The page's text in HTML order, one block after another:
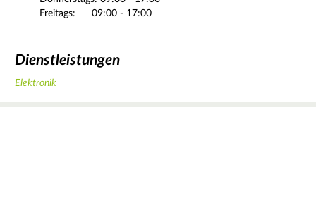
Freitags:
09:00 - 17:00
Dienstleistungen
Elektronik